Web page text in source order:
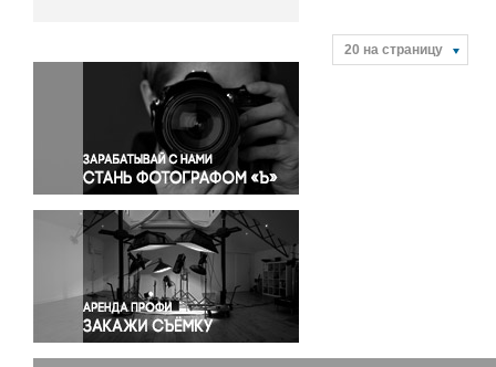
Окружающая среда
Политика
Правосудие
Происшествия и конфликты
Религия
Светская жизнь
Спорт
Экология
Экономика и бизнес
20 на страницу